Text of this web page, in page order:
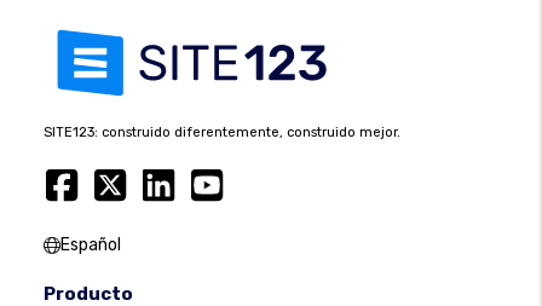
SITE123: construido diferentemente, construido mejor.
Español
Producto